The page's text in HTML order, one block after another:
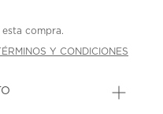
esta compra.
Y CONDICIONES